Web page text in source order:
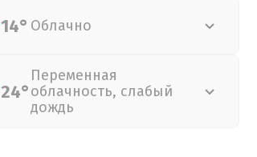
14° Облачно
24°
Переменная
облачность, слабый
дождь